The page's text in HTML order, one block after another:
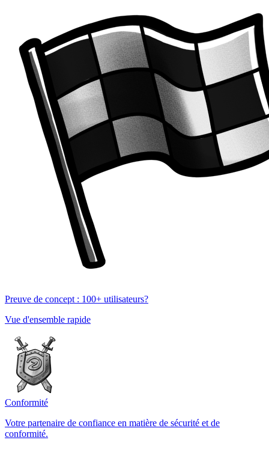
Preuve de concept : 100+ utilisateurs?
Vue d'ensemble rapide
Conformité
Votre partenaire de confiance en matière de sécurité et de
conformité.